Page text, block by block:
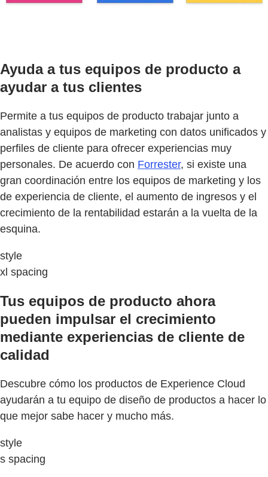
Ayuda a tus equipos de producto a
ayudar a tus clientes
Permite a tus equipos de producto trabajar junto a
analistas y equipos de marketing con datos unificados y
perfiles de cliente para ofrecer experiencias muy
personales. De acuerdo con Forrester, si existe una
gran coordinación entre los equipos de marketing y los
de experiencia de cliente, el aumento de ingresos y el
crecimiento de la rentabilidad estarán a la vuelta de la
esquina.
style
xl spacing
Tus equipos de producto ahora
pueden impulsar el crecimiento
mediante experiencias de cliente de
calidad
Descubre cómo los productos de Experience Cloud
ayudarán a tu equipo de diseño de productos a hacer lo
que mejor sabe hacer y mucho más.
style
s spacing